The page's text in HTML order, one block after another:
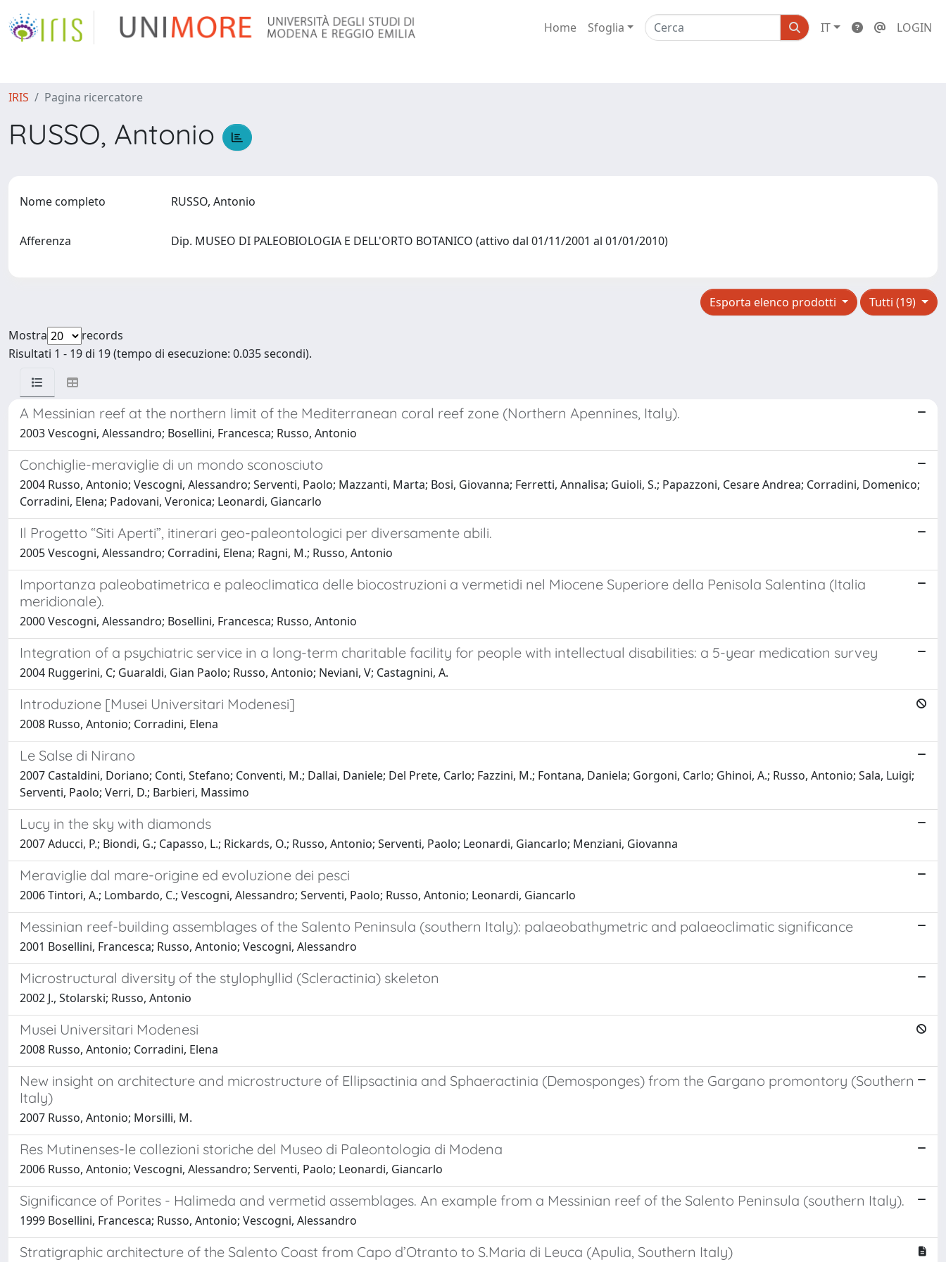
Home Sfoglia IT LOGIN
IRIS Pagina ricercatore
RUSSO, Antonio
Nome completo RUSSO, Antonio
Afferenza Dip. MUSEO DI PALEOBIOLOGIA E DELL'ORTO BOTANICO (attivo dal 01/11/2001 al 01/01/2010)
Tutti (19)
Esporta elenco prodotti
Mostra
records
Risultati 1 - 19 di 19 (tempo di esecuzione: 0.035 secondi).
A Messinian reef at the northern limit of the Mediterranean coral reef zone (Northern Apennines, Italy).
2003 Vescogni, Alessandro; Bosellini, Francesca; Russo, Antonio
Conchiglie-meraviglie di un mondo sconosciuto
2004 Russo, Antonio; Vescogni, Alessandro; Serventi, Paolo; Mazzanti, Marta; Bosi, Giovanna; Ferretti, Annalisa; Guioli, S.; Papazzoni, Cesare Andrea; Corradini, Domenico;
Corradini, Elena; Padovani, Veronica; Leonardi, Giancarlo
Il Progetto “Siti Aperti”, itinerari geo-paleontologici per diversamente abili.
2005 Vescogni, Alessandro; Corradini, Elena; Ragni, M.; Russo, Antonio
Importanza paleobatimetrica e paleoclimatica delle biocostruzioni a vermetidi nel Miocene Superiore della Penisola Salentina (Italia
meridionale).
2000 Vescogni, Alessandro; Bosellini, Francesca; Russo, Antonio
Integration of a psychiatric service in a long-term charitable facility for people with intellectual disabilities: a 5-year medication survey
2004 Ruggerini, C; Guaraldi, Gian Paolo; Russo, Antonio; Neviani, V; Castagnini, A.
Introduzione [Musei Universitari Modenesi]
2008 Russo, Antonio; Corradini, Elena
Le Salse di Nirano
2007 Castaldini, Doriano; Conti, Stefano; Conventi, M.; Dallai, Daniele; Del Prete, Carlo; Fazzini, M.; Fontana, Daniela; Gorgoni, Carlo; Ghinoi, A.; Russo, Antonio; Sala, Luigi;
Serventi, Paolo; Verri, D.; Barbieri, Massimo
Lucy in the sky with diamonds
2007 Aducci, P.; Biondi, G.; Capasso, L.; Rickards, O.; Russo, Antonio; Serventi, Paolo; Leonardi, Giancarlo; Menziani, Giovanna
Meraviglie dal mare-origine ed evoluzione dei pesci
2006 Tintori, A.; Lombardo, C.; Vescogni, Alessandro; Serventi, Paolo; Russo, Antonio; Leonardi, Giancarlo
Messinian reef-building assemblages of the Salento Peninsula (southern Italy): palaeobathymetric and palaeoclimatic significance
2001 Bosellini, Francesca; Russo, Antonio; Vescogni, Alessandro
Microstructural diversity of the stylophyllid (Scleractinia) skeleton
2002 J., Stolarski; Russo, Antonio
Musei Universitari Modenesi
2008 Russo, Antonio; Corradini, Elena
New insight on architecture and microstructure of Ellipsactinia and Sphaeractinia (Demosponges) from the Gargano promontory (Southern
Italy)
2007 Russo, Antonio; Morsilli, M.
Res Mutinenses-le collezioni storiche del Museo di Paleontologia di Modena
2006 Russo, Antonio; Vescogni, Alessandro; Serventi, Paolo; Leonardi, Giancarlo
Significance of Porites - Halimeda and vermetid assemblages. An example from a Messinian reef of the Salento Peninsula (southern Italy).
1999 Bosellini, Francesca; Russo, Antonio; Vescogni, Alessandro
Stratigraphic architecture of the Salento Coast from Capo d’Otranto to S.Maria di Leuca (Apulia, Southern Italy)